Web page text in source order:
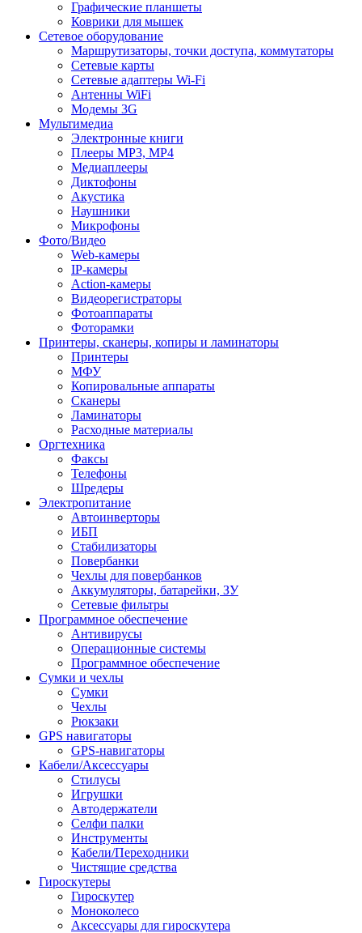
Графические планшеты
Коврики для мышек
Сетевое оборудование
Маршрутизаторы, точки доступа, коммутаторы
Сетевые карты
Сетевые адаптеры Wi-Fi
Антенны WiFi
Модемы 3G
Мультимедиа
Электронные книги
Плееры MP3, MP4
Медиаплееры
Диктофоны
Акустика
Наушники
Микрофоны
Фото/Видео
Web-камеры
IP-камеры
Action-камеры
Видеорегистраторы
Фотоаппараты
Фоторамки
Принтеры, сканеры, копиры и ламинаторы
Принтеры
МФУ
Копировальные аппараты
Сканеры
Ламинаторы
Расходные материалы
Оргтехника
Факсы
Телефоны
Шредеры
Электропитание
Автоинверторы
ИБП
Стабилизаторы
Повербанки
Чехлы для повербанков
Аккумуляторы, батарейки, ЗУ
Сетевые фильтры
Программное обеспечение
Антивирусы
Операционные системы
Программное обеспечение
Сумки и чехлы
Сумки
Чехлы
Рюкзаки
GPS навигаторы
GPS-навигаторы
Кабели/Аксессуары
Стилусы
Игрушки
Автодержатели
Селфи палки
Инструменты
Кабели/Переходники
Чистящие средства
Гироскутеры
Гироскутер
Моноколесо
Аксессуары для гироскутера